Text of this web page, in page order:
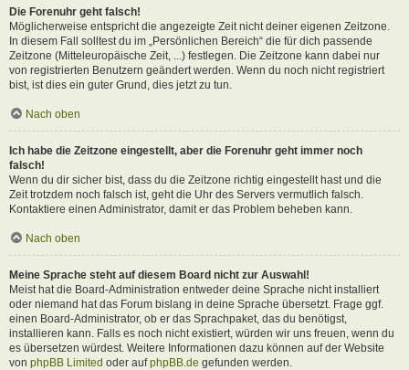
Die Forenuhr geht falsch!
Möglicherweise entspricht die angezeigte Zeit nicht deiner eigenen Zeitzone.
In diesem Fall solltest du im „Persönlichen Bereich“ die für dich passende
Zeitzone (Mitteleuropäische Zeit, ...) festlegen. Die Zeitzone kann dabei nur
von registrierten Benutzern geändert werden. Wenn du noch nicht registriert
bist, ist dies ein guter Grund, dies jetzt zu tun.
Nach oben
Ich habe die Zeitzone eingestellt, aber die Forenuhr geht immer noch
falsch!
Wenn du dir sicher bist, dass du die Zeitzone richtig eingestellt hast und die
Zeit trotzdem noch falsch ist, geht die Uhr des Servers vermutlich falsch.
Kontaktiere einen Administrator, damit er das Problem beheben kann.
Nach oben
Meine Sprache steht auf diesem Board nicht zur Auswahl!
Meist hat die Board-Administration entweder deine Sprache nicht installiert
oder niemand hat das Forum bislang in deine Sprache übersetzt. Frage ggf.
einen Board-Administrator, ob er das Sprachpaket, das du benötigst,
installieren kann. Falls es noch nicht existiert, würden wir uns freuen, wenn du
es übersetzen würdest. Weitere Informationen dazu können auf der Website
von phpBB Limited oder aufphpBB.de gefunden werden.